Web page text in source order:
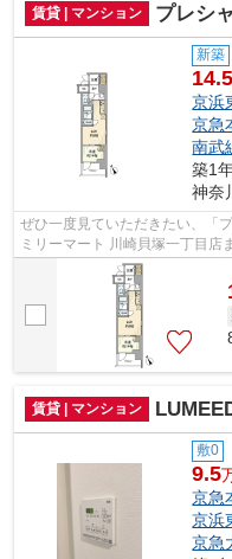
賃貸 | マンション プレシ
新築
京浜
京急
南武
築1
神奈
ぜひ一度見ていただきたい、「
ミリーマート 川崎貝塚一丁目店
イント。川崎市川崎区エリアや
賃貸 | マンション
敷0
9.5
京急
京浜
京急